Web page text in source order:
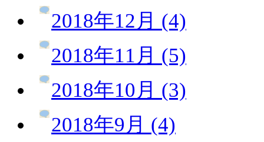
2018年12月 (4)
2018年11月 (5)
2018年10月 (3)
2018年9月 (4)